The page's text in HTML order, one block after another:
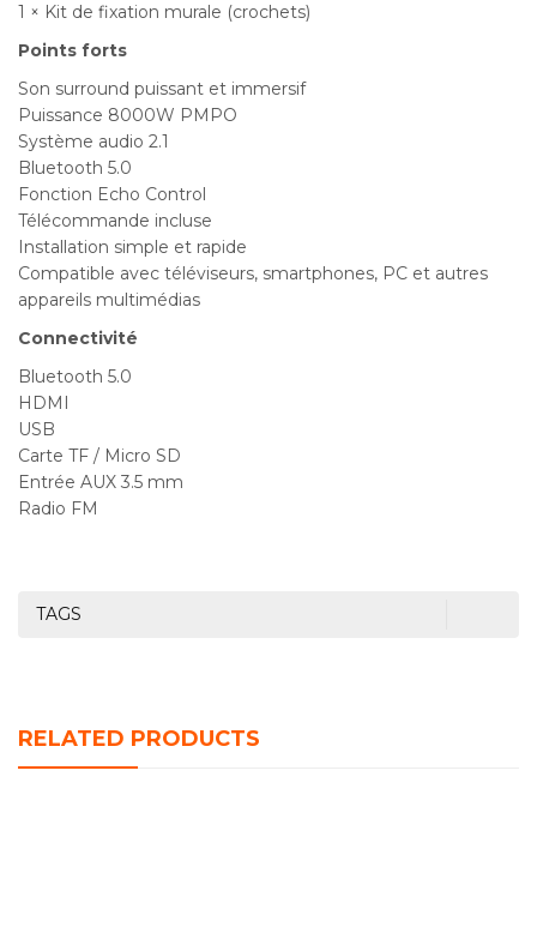
1 × Kit de fixation murale (crochets)
Points forts
Son surround puissant et immersif
Puissance 8000W PMPO
Système audio 2.1
Bluetooth 5.0
Fonction Echo Control
Télécommande incluse
Installation simple et rapide
Compatible avec téléviseurs, smartphones, PC et autres
appareils multimédias
Connectivité
Bluetooth 5.0
HDMI
USB
Carte TF / Micro SD
Entrée AUX 3.5 mm
Radio FM
TAGS
RELATED PRODUCTS